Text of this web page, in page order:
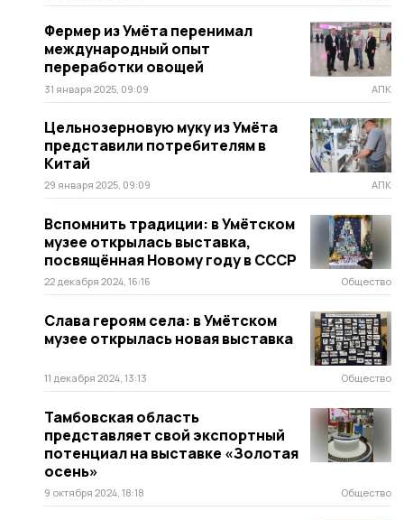
Фермер из Умёта перенимал
международный опыт
переработки овощей
31 января 2025, 09:09 АПК
Цельнозерновую муку из Умёта
представили потребителям в
Китай
29 января 2025, 09:09 АПК
Вспомнить традиции: в Умётском
музее открылась выставка,
посвящённая Новому году в СССР
22 декабря 2024, 16:16 Общество
Слава героям села: в Умётском
музее открылась новая выставка
11 декабря 2024, 13:13 Общество
Тамбовская область
представляет свой экспортный
потенциал на выставке «Золотая
осень»
9 октября 2024, 18:18 Общество